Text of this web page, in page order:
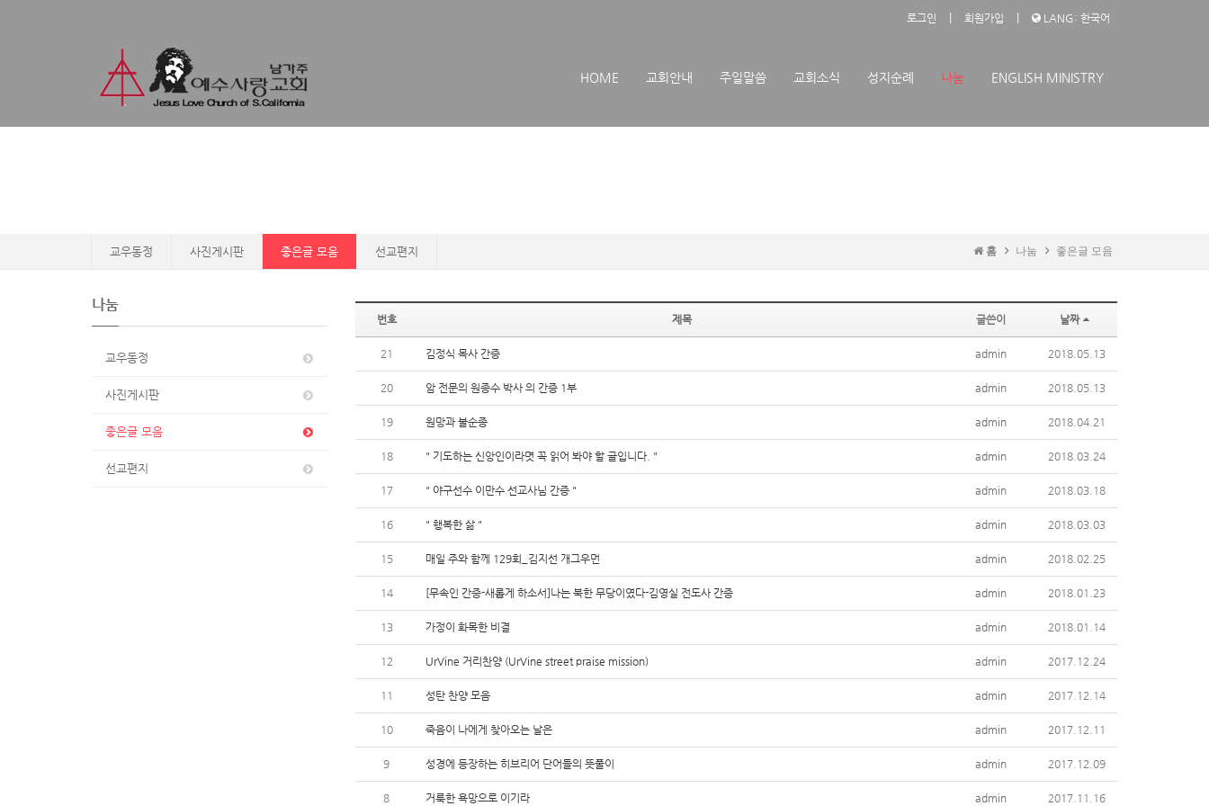
로그인 회원가입 LANG: 한국어
HOME 교회안내 주일말씀 교회소식 성지순례 나눔 ENGLISH MINISTRY
교우동정 사진게시판 좋은글 모음 선교편지 홈 나눔 좋은글 모음
나눔
교우동정
사진게시판
좋은글 모음
선교편지
번호 제목 글쓴이 날짜
21 김정식 목사 간증 admin 2018.05.13
20 암 전문의 원종수 박사 의 간증 1부 admin 2018.05.13
19 원망과 불순종 admin 2018.04.21
18 " 기도하는 신앙인이라몃 꼭 읽어 봐야 할 글입니다. " admin 2018.03.24
17 " 야구선수 이만수 선교사님 간증 " admin 2018.03.18
16 " 행복한 삶 " admin 2018.03.03
15 매일 주와 함께 129회_김지선 개그우먼 admin 2018.02.25
14 [무속인 간증-새롭게 하소서]나는 북한 무당이였다-김영실 전도사 간증 admin 2018.01.23
13 가정이 화목한 비결 admin 2018.01.14
12 UrVine 거리찬양 (UrVine street praise mission) admin 2017.12.24
11 성탄 찬양 모음 admin 2017.12.14
10 죽음이 나에게 찾아오는 날은 admin 2017.12.11
9 성경에 등장하는 히브리어 단어들의 뜻풀이 admin 2017.12.09
8 거룩한 욕망으로 이기라 admin 2017.11.16